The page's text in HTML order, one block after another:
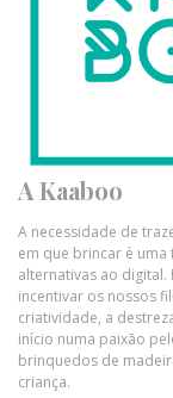
A Kaaboo
A necessidade de
em que brincar é
alternativas ao digital.
incentivar os nossos
criatividade, a
início numa paixão
brinquedos de
criança.